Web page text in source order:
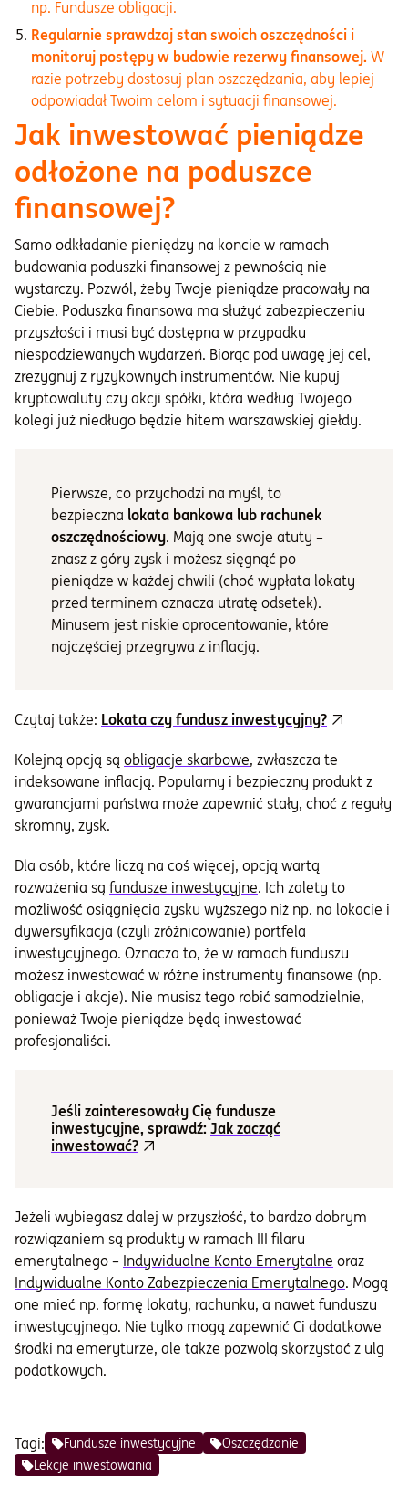
np. Fundusze obligacji.
Regularnie sprawdzaj stan swoich oszczędności i
monitoruj postępy w budowie rezerwy finansowej. W
razie potrzeby dostosuj plan oszczędzania, aby lepiej
odpowiadał Twoim celom i sytuacji finansowej.
Jak inwestować pieniądze
odłożone na poduszce
finansowej?
Samo odkładanie pieniędzy na koncie w ramach
budowania poduszki finansowej z pewnością nie
wystarczy. Pozwól, żeby Twoje pieniądze pracowały na
Ciebie. Poduszka finansowa ma służyć zabezpieczeniu
przyszłości i musi być dostępna w przypadku
niespodziewanych wydarzeń. Biorąc pod uwagę jej cel,
zrezygnuj z ryzykownych instrumentów. Nie kupuj
kryptowaluty czy akcji spółki, która według Twojego
kolegi już niedługo będzie hitem warszawskiej giełdy.
Pierwsze, co przychodzi na myśl, to
bezpieczna lokata bankowa lub rachunek
oszczędnościowy. Mają one swoje atuty –
znasz z góry zysk i możesz sięgnąć po
pieniądze w każdej chwili (choć wypłata lokaty
przed terminem oznacza utratę odsetek).
Minusem jest niskie oprocentowanie, które
najczęściej przegrywa z inflacją.
Czytaj także: Lokata czy fundusz inwestycyjny?
Kolejną opcją są obligacje skarbowe, zwłaszcza te
indeksowane inflacją. Popularny i bezpieczny produkt z
gwarancjami państwa może zapewnić stały, choć z reguły
skromny, zysk.
Dla osób, które liczą na coś więcej, opcją wartą
rozważenia są fundusze inwestycyjne. Ich zalety to
możliwość osiągnięcia zysku wyższego niż np. na lokacie i
dywersyfikacja (czyli zróżnicowanie) portfela
inwestycyjnego. Oznacza to, że w ramach funduszu
możesz inwestować w różne instrumenty finansowe (np.
obligacje i akcje). Nie musisz tego robić samodzielnie,
ponieważ Twoje pieniądze będą inwestować
profesjonaliści.
Jeśli zainteresowały Cię fundusze
inwestycyjne, sprawdź: Jak zacząć
inwestować?
Jeżeli wybiegasz dalej w przyszłość, to bardzo dobrym
rozwiązaniem są produkty w ramach III filaru
emerytalnego – Indywidualne Konto Emerytalne oraz
Indywidualne Konto Zabezpieczenia Emerytalnego. Mogą
one mieć np. formę lokaty, rachunku, a nawet funduszu
inwestycyjnego. Nie tylko mogą zapewnić Ci dodatkowe
środki na emeryturze, ale także pozwolą skorzystać z ulg
podatkowych.
Tagi: Fundusze inwestycyjne
Oszczędzanie
Lekcje inwestowania